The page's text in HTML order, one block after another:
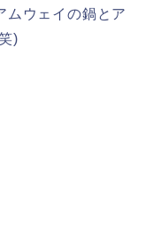
ムウェイの鍋とア
)